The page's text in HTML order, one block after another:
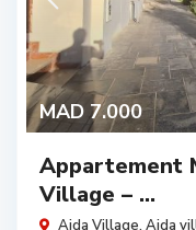
MAD 7.000
Appartement
Village – ...
Aida Village, Aida